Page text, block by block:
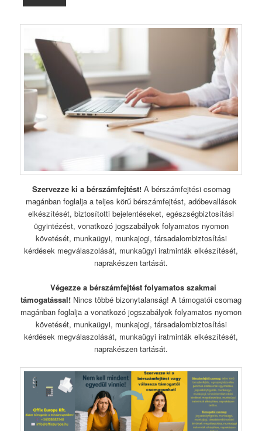
Szervezze ki a bérszámfejtést!A bérszámfejtési csomag
magánban foglalja a teljes körű bérszámfejtést, adóbevallások
elkészítését, biztosítotti bejelentéseket, egészségbiztosítási
ügyintézést, vonatkozó jogszabályok folyamatos nyomon
követését, munkaügyi, munkajogi, társadalombiztosítási
kérdések megválaszolását, munkaügyi iratminták elkészítését,
naprakészen tartását.
Végezze a bérszámfejtést folyamatos szakmai
támogatással! Nincs többé bizonytalanság! A támogatói csomag
magánban foglalja a vonatkozó jogszabályok folyamatos nyomon
követését, munkaügyi, munkajogi, társadalombiztosítási
kérdések megválaszolását, munkaügyi iratminták elkészítését,
naprakészen tartását.